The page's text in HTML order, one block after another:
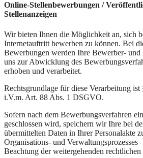
Online-Stellenbewerbungen /
Stellenanzeigen
Wir bieten Ihnen die Möglichkeit an, sich
Internetauftritt bewerben zu können. Bei
Bewerbungen werden Ihre Bewerber- und
uns zur Abwicklung des
erhoben und verarbeitet.
Rechtsgrundlage für diese Verarbeitung
i.V.m. Art. 88 Abs. 1 DSGVO.
Sofern nach dem Bewerbungsverfahren
geschlossen wird, speichern wir Ihre bei
übermittelten Daten in Ihrer Personalakte
Organisations- und Verwaltungsprozesses
Beachtung der weitergehenden